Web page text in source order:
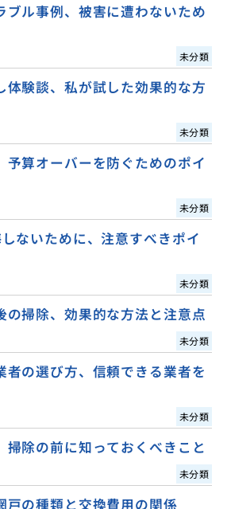
ブル事例、被害に遭わないため
未分類
体験談、私が試した効果的な方
未分類
予算オーバーを防ぐためのポイ
未分類
ないために、注意すべきポイ
未分類
の掃除、効果的な方法と注意点
未分類
者の選び方、信頼できる業者を
未分類
掃除の前に知っておくべきこと
未分類
戸の種類と交換費用の関係